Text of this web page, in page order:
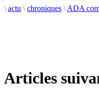
\ actu \ chroniques \ ADA
Articles